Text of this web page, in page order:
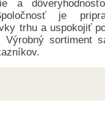
a
je
trhu a uspokojiť
Výrobný sortiment